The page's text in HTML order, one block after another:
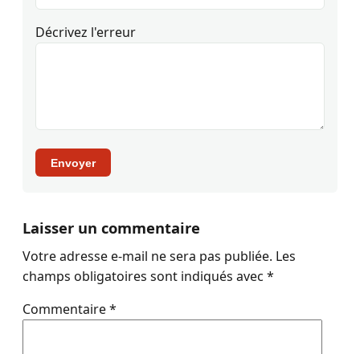
Décrivez l'erreur
Envoyer
Laisser un commentaire
Votre adresse e-mail ne sera pas publiée. Les
champs obligatoires sont indiqués avec *
Commentaire*